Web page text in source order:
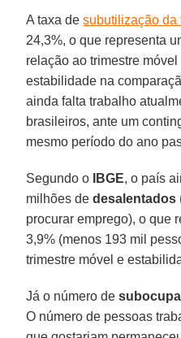
A taxa desubutilização da
24,3%, o que representa
relação ao trimestre
estabilidade na
ainda falta trabalho
brasileiros, ante um
mesmo período do ano
Segundo o IBGE, o país
milhões dedesalentados
procurar emprego), o que
3,9% (menos 193 mil
trimestre móvel e
Já o número de
O número de pessoas